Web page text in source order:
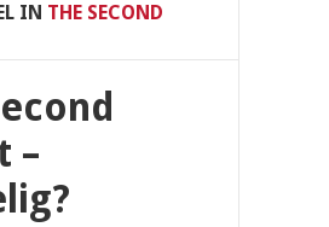
IN THE SECOND
–